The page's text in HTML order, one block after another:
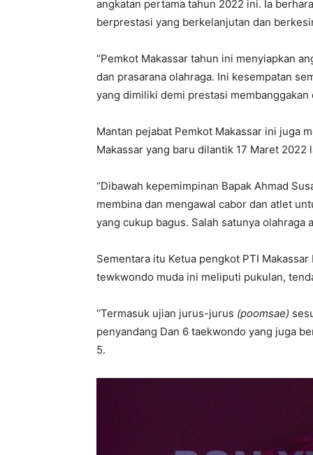
angkatan pertama tahun 2022 ini. Ia
berprestasi yang berkelanjutan dan
“Pemkot Makassar tahun ini menyiapkan
dan prasarana olahraga. Ini kesempatan
yang dimiliki demi prestasi
Mantan pejabat Pemkot Makassar ini juga
Makassar yang baru dilantik 17 Maret 2022
‘’Dibawah kepemimpinan Bapak Ahmad
membina dan mengawal cabor dan atlet
yang cukup bagus. Salah satunya olahraga
Sementara itu Ketua pengkot PTI
tewkwondo muda ini meliputi pukulan,
‘’Termasuk ujian jurus-jurus (poomsae)
penyandang Dan 6 taekwondo yang juga
5.